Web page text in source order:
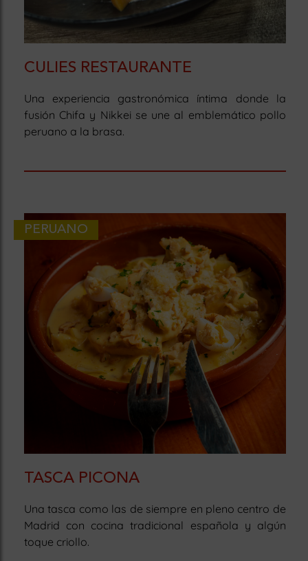
CULIES RESTAURANTE
Una experiencia gastronómica íntima donde la
fusión Chifa y Nikkei se une al emblemático pollo
peruano a la brasa.
PERUANO
TASCA PICONA
Una tasca como las de siempre en pleno centro de
Madrid con cocina tradicional española y algún
toque criollo.